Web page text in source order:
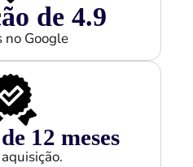
de 4.9
no Google
12 meses